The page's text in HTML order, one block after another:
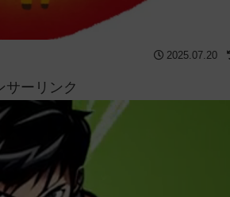
2025.07.20
サーリンク